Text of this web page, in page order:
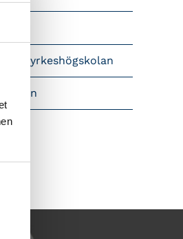
för yrkeshögskolan